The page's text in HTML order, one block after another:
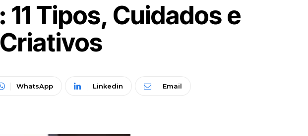
11 Tipos, Cuidados e
WhatsApp Linkedin Email